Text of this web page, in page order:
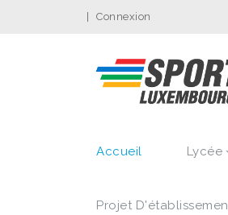
Connexion
Accueil Lycée
Projet